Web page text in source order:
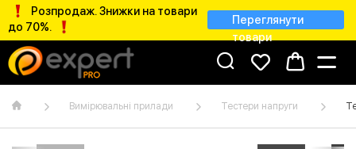
Розпродаж. Знижки на товари
до 70%.
Переглянути
товари
Вимірювальні прилади Тестери напруги